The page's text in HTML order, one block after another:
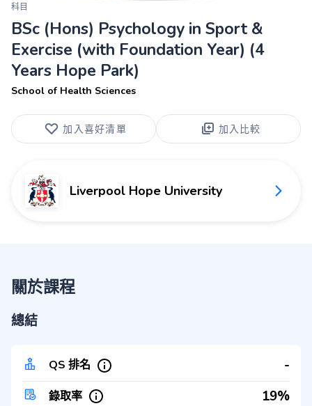
科目
BSc (Hons) Psychology in Sport &
Exercise (with Foundation Year) (4
Years Hope Park)
School of Health Sciences
加入喜好清單 加入比較
Liverpool Hope University
關於課程
總結
QS 排名 -
錄取率 19%